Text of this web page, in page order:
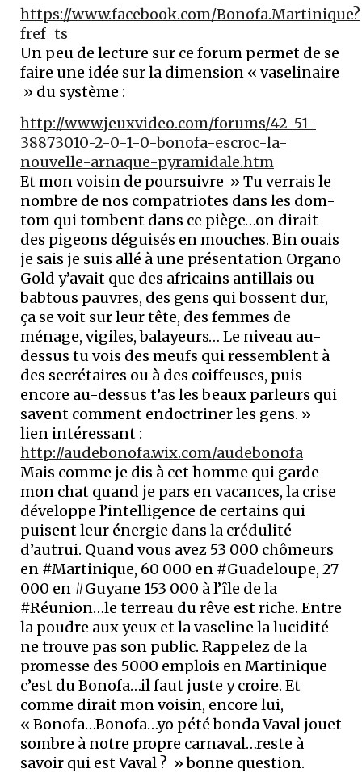
https://www.facebook.com/Bonofa.Martinique?
fref=ts
Un peu de lecture sur ce forum permet de se
faire une idée sur la dimension « vaselinaire
» du système :
http://www.jeuxvideo.com/forums/42-51-
38873010-2-0-1-0-bonofa-escroc-la-
nouvelle-arnaque-pyramidale.htm
Et mon voisin de poursuivre » Tu verrais le
nombre de nos compatriotes dans les dom-
tom qui tombent dans ce piège…on dirait
des pigeons déguisés en mouches. Bin ouais
je sais je suis allé à une présentation Organo
Gold y’avait que des africains antillais ou
babtous pauvres, des gens qui bossent dur,
ça se voit sur leur tête, des femmes de
ménage, vigiles, balayeurs… Le niveau au-
dessus tu vois des meufs qui ressemblent à
des secrétaires ou à des coiffeuses, puis
encore au-dessus t’as les beaux parleurs qui
savent comment endoctriner les gens. »
lien intéressant :
http://audebonofa.wix.com/audebonofa
Mais comme je dis à cet homme qui garde
mon chat quand je pars en vacances, la crise
développe l’intelligence de certains qui
puisent leur énergie dans la crédulité
d’autrui. Quand vous avez 53 000 chômeurs
en #Martinique, 60 000 en #Guadeloupe, 27
000 en #Guyane 153 000 à l’île de la
#Réunion…le terreau du rêve est riche. Entre
la poudre aux yeux et la vaseline la lucidité
ne trouve pas son public. Rappelez de la
promesse des 5000 emplois en Martinique
c’est du Bonofa…il faut juste y croire. Et
comme dirait mon voisin, encore lui,
« Bonofa…Bonofa…yo pété bonda Vaval jouet
sombre à notre propre carnaval…reste à
savoir qui est Vaval ? » bonne question.